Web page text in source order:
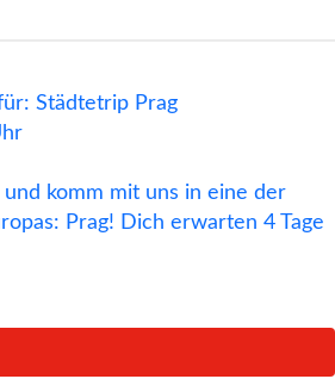
und komm mit uns in eine der
Prag! Dich erwarten 4 Tage